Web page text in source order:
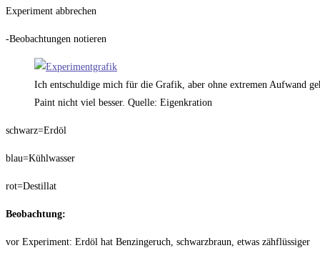
Experiment abbrechen
-Beobachtungen notieren
Ich entschuldige mich für die Grafik, aber ohne extremen Aufwand
Paint nicht viel besser. Quelle: Eigenkration
schwarz=Erdöl
blau=Kühlwasser
rot=Destillat
Beobachtung:
vor Experiment: Erdöl hat Benzingeruch, schwarzbraun, etwas zähflüssiger